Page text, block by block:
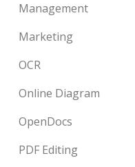
Management
Marketing
OCR
Online Diagram
OpenDocs
PDF Editing